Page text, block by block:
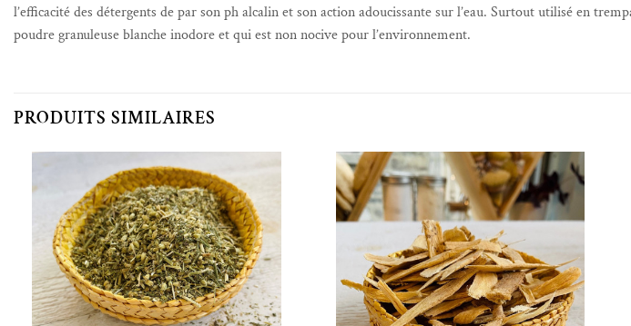
l’efficacité des détergents de par son ph alcalin et son action adoucissante sur l’eau. Surtout utilisé en
poudre granuleuse blanche inodore et qui est non nocive pour l’environnement.
PRODUITS SIMILAIRES
Ajouter à la liste de souhaits Ajouter à la liste de souhaits